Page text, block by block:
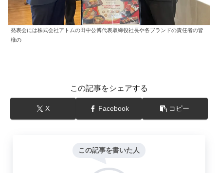
発表会には株式会社アトムの田中公博代表取締役社長や各ブランドの責任者の皆
様の
この記事をシェアする
X Facebook コピー
この記事を書いた人